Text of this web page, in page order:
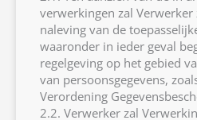
verwerkingen zal
naleving van de
waaronder in ieder geval
regelgeving op het gebied
van persoonsgegevens,
Verordening
2.2. Verwerker zal